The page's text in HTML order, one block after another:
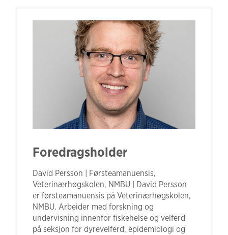
Foredragsholder
David Persson | Førsteamanuensis,
Veterinærhøgskolen, NMBU | David Persson
er førsteamanuensis på Veterinærhøgskolen,
NMBU. Arbeider med forskning og
undervisning innenfor fiskehelse og velferd
på seksjon for dyrevelferd, epidemiologi og